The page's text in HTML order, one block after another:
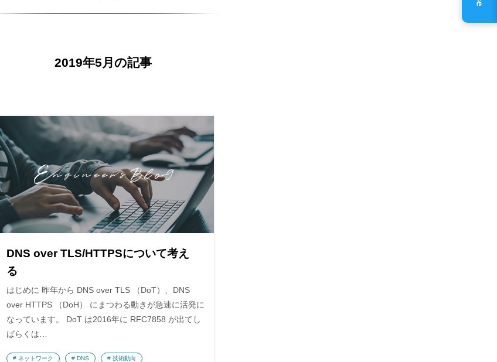
2019年5月の記事
DNS over TLS/HTTPSについて考え
る
はじめに 昨年から DNS over TLS （DoT）、DNS
over HTTPS （DoH） にまつわる動きが急速に活発に
なっています。 DoT は2016年に RFC7858 が出てし
ばらくは…
ネットワーク DNS 技術動向